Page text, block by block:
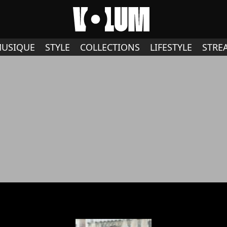
STYLE COLLECTIONS LIFESTYLE